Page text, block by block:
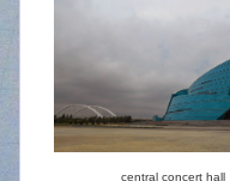
central concert hall